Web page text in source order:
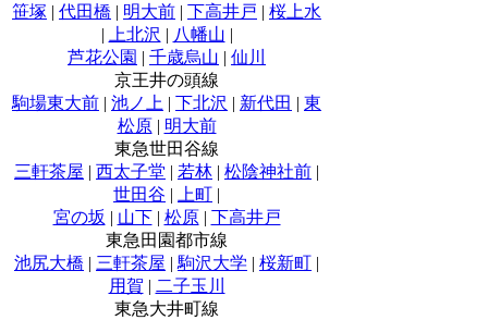
笹塚 | 代田橋 | 明大前 | 下高井戸 | 桜上水
|
上北沢 | 八幡山 |
芦花公園 | 千歳烏山 | 仙川
京王井の頭線
駒場東大前 | 池ノ上 | 下北沢 | 新代田 | 東
松原| 明大前
東急世田谷線
三軒茶屋 | 西太子堂 | 若林 | 松陰神社前 |
世田谷 | 上町 |
宮の坂 | 山下| 松原| 下高井戸
東急田園都市線
池尻大橋 | 三軒茶屋 | 駒沢大学 | 桜新町 |
用賀 | 二子玉川
東急大井町線